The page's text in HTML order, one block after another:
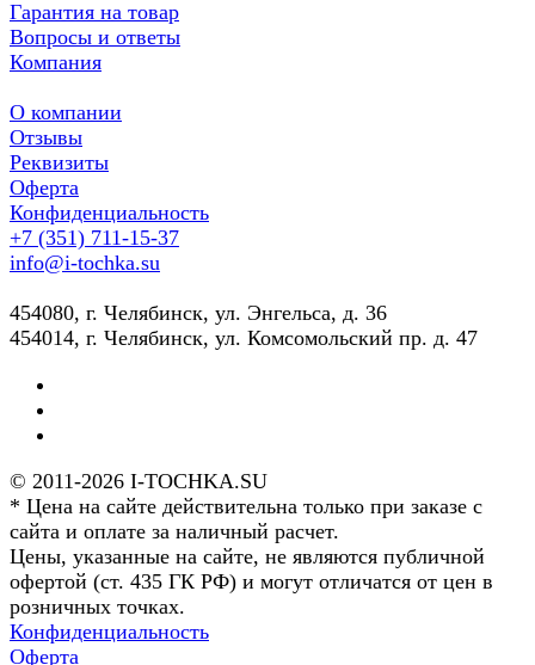
Гарантия на товар
Вопросы и ответы
Компания
О компании
Отзывы
Реквизиты
Оферта
Конфиденциальность
+7 (351) 711-15-37
info@i-tochka.su
​454080, г. Челябинск, ул. Энгельса, д. 36
454014, г. Челябинск, ул. Комсомольский пр. д. 47
© 2011-2026 I-TOCHKA.SU
* Цена на сайте действительна только при заказе с
сайта и оплате за наличный расчет.
Цены, указанные на сайте, не являются публичной
офертой (ст. 435 ГК РФ) и могут отличатся от цен в
розничных точках.
Конфиденциальность
Оферта